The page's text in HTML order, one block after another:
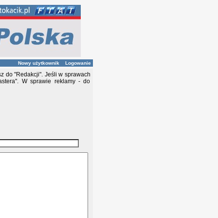
Nowy użytkownik Logowanie
do "Redakcji". Jeśli w sprawach
W sprawie reklamy - do